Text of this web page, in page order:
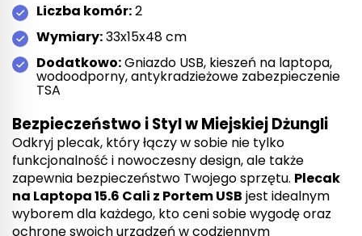
Liczba komór:2
Wymiary:33x15x48 cm
Dodatkowo:Gniazdo USB, kieszeń na laptopa,
wodoodporny, antykradzieżowe zabezpieczenie
TSA
Bezpieczeństwo i Styl w Miejskiej Dżungli
Odkryj plecak, który łączy w sobie nie tylko
funkcjonalność i nowoczesny design, ale także
zapewnia bezpieczeństwo Twojego sprzętu. Plecak
na Laptopa 15.6 Cali z Portem USB jest idealnym
wyborem dla każdego, kto ceni sobie wygodę oraz
ochronę swoich urządzeń w codziennym